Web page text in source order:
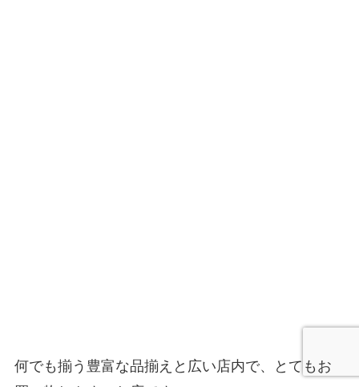
何でも揃う豊富な品揃えと広い店内で、とてもお